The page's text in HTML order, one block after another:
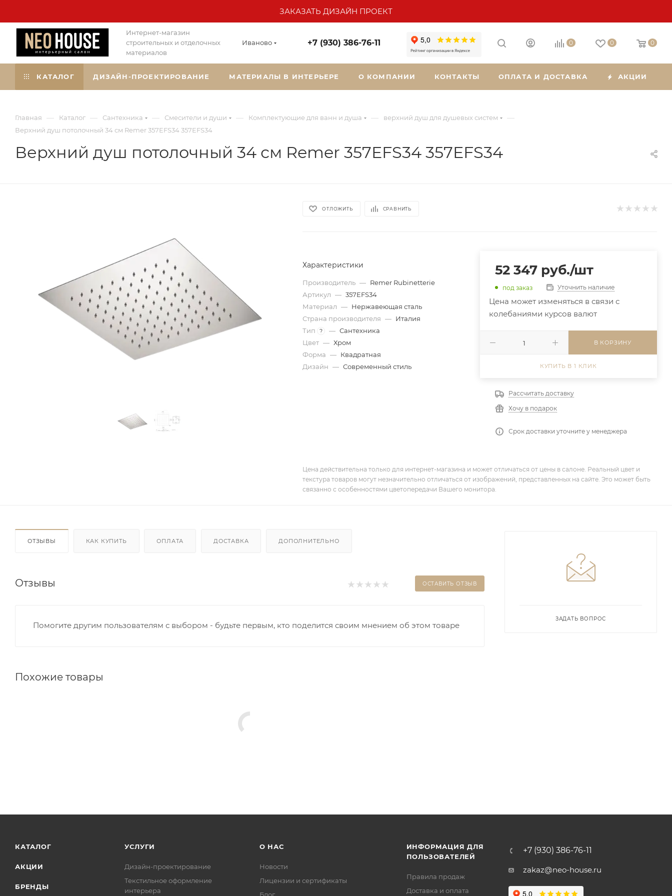
ЗАКАЗАТЬ ДИЗАЙН ПРОЕКТ
Интернет-магазин
строительных и отделочных
материалов
Иваново +7 (930) 386-76-11 0 0 0
КАТАЛОГ ДИЗАЙН-ПРОЕКТИРОВАНИЕ МАТЕРИАЛЫ В ИНТЕРЬЕРЕ О КОМПАНИИ КОНТАКТЫ ОПЛАТА И ДОСТАВКА АКЦИИ
Главная — Каталог — Сантехника — Смесители и души — Комплектующие для ванн и душа — верхний душ для душевых систем —
Верхний душ потолочный 34 см Remer 357EFS34 357EFS34
Верхний душ потолочный 34 см Remer 357EFS34 357EFS34
ОТЛОЖИТЬ СРАВНИТЬ
Характеристики
Производитель — Remer Rubinetterie
Артикул — 357EFS34
Материал — Нержавеющая сталь
Страна производителя — Италия
Тип
? — Сантехника
Цвет — Хром
Форма — Квадратная
Дизайн — Современный стиль
52 347руб./шт
под заказ Уточнить наличие
Цена может изменяться в связи с
колебаниями курсов валют
В КОРЗИНУ
КУПИТЬ В 1 КЛИК
Рассчитать доставку
Хочу в подарок
Срок доставки уточните у менеджера
Цена действительна только для интернет-магазина и может отличаться от цены в салоне. Реальный цвет и
текстура товаров могут незначительно отличаться от изображений, представленных на сайте. Это может быть
связанно с особенностями цветопередачи Вашего монитора.
ОТЗЫВЫ КАК КУПИТЬ ОПЛАТА ДОСТАВКА ДОПОЛНИТЕЛЬНО
Отзывы ОСТАВИТЬ ОТЗЫВ
Помогите другим пользователям с выбором - будьте первым, кто поделится своим мнением об этом товаре
Похожие товары
ЗАДАТЬ ВОПРОС
КАТАЛОГ
АКЦИИ
БРЕНДЫ
УСЛУГИ
Дизайн-проектирование
Текстильное оформление
интерьера
О НАС
Новости
Лицензии и сертификаты
ИНФОРМАЦИЯ ДЛЯ
ПОЛЬЗОВАТЕЛЕЙ
Правила продаж
Доставка и оплата
+7 (930) 386-76-11
zakaz@neo-house.ru